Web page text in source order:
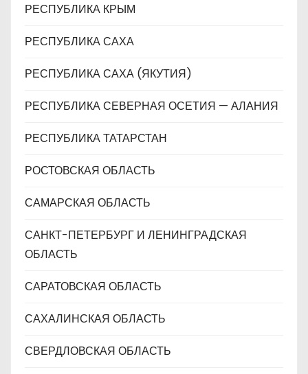
РЕСПУБЛИКА КРЫМ
РЕСПУБЛИКА САХА
РЕСПУБЛИКА САХА (ЯКУТИЯ)
РЕСПУБЛИКА СЕВЕРНАЯ ОСЕТИЯ — АЛАНИЯ
РЕСПУБЛИКА ТАТАРСТАН
РОСТОВСКАЯ ОБЛАСТЬ
САМАРСКАЯ ОБЛАСТЬ
САНКТ-ПЕТЕРБУРГ И ЛЕНИНГРАДСКАЯ
ОБЛАСТЬ
САРАТОВСКАЯ ОБЛАСТЬ
САХАЛИНСКАЯ ОБЛАСТЬ
СВЕРДЛОВСКАЯ ОБЛАСТЬ